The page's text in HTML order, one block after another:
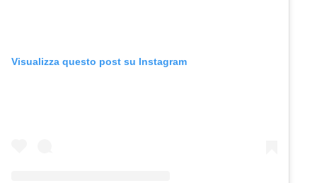
Visualizza questo post su Instagram